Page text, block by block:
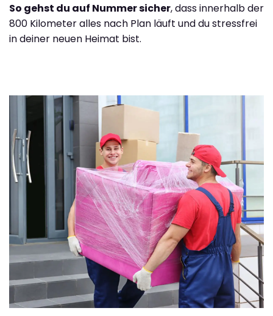
So gehst du auf Nummer sicher, dass innerhalb der
800 Kilometer alles nach Plan läuft und du stressfrei
in deiner neuen Heimat bist.